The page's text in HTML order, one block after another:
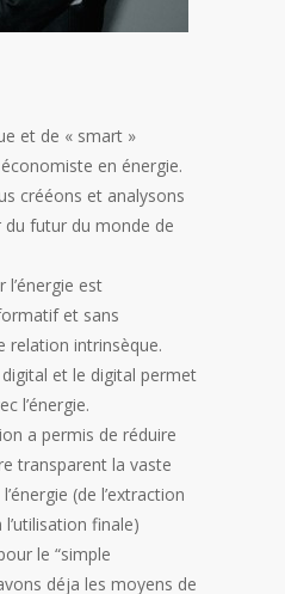
et de « smart »
en énergie.
crééons et analysons
futur du monde de
l’énergie est
et sans
relation intrinsèque.
digital et le digital permet
l’énergie.
a permis de réduire
transparent la vaste
(de l’extraction
finale)
le “simple
déja les moyens de